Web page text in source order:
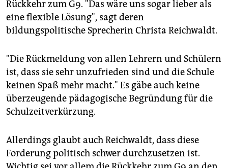
Rückkehr zum G9. "Das wäre uns sogar lieber als
eine flexible Lösung", sagt deren
bildungspolitische Sprecherin Christa Reichwaldt.
"Die Rückmeldung von allen Lehrern und Schülern
ist, dass sie sehr unzufrieden sind und die Schule
keinen Spaß mehr macht." Es gäbe auch keine
überzeugende pädagogische Begründung für die
Schulzeitverkürzung.
Allerdings glaubt auch Reichwaldt, dass diese
Forderung politisch schwer durchzusetzen ist.